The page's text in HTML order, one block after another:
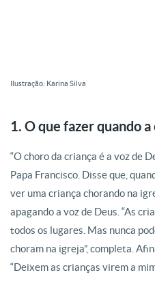
Ilustração: Karina Silva
1. O que fazer quando
“O choro da criança é a voz de
Papa Francisco. Disse que,
ver uma criança chorando na
apagando a voz de Deus. “As
todos os lugares. Mas nunca
choram na igreja”, completa.
“Deixem as crianças virem a